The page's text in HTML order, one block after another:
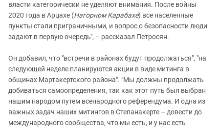
власти категорически не уделяют внимания. После войны
2020 года в Арцахе (Нагорном Карабахе) все населенные
пункты стали приграничными, и вопрос о безопасности люди
задают в первую очередь", – рассказал Петросян.
Он добавил, что "встречи в районах будут продолжаться", "на
следующей неделе планируются акции в виде митинга в
общинах Мартакертского района". "Мы должны продолжать
добиваться самоопределения, так как этот путь был выбран
нашим народом путем всенародного референдума. И одна из
важных задач наших митингов в Степанакерте – довести до
международного сообщества, что мы есть, и у нас есть